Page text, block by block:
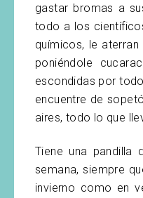
gastar bromas a
todo a los
químicos, le
poniéndole
escondidas por
encuentre de
aires, todo lo que
Tiene una pandilla
semana, siempre
invierno como en